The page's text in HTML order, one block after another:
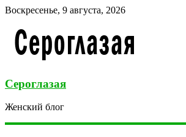
Воскресенье, 9 августа, 2026
Сероглазая
Женский блог